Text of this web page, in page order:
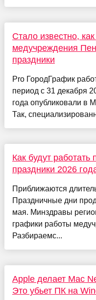
Стало известно,
медучреждения
праздники
Pro ГородГрафик
период с 31 декабря
года опубликовали в
Так,
Как будут
праздники 2026
Приближаются
Праздничные дни
мая. Минздравы
графики работы
Разбираемс...
Apple делает Mac
Это убьет ПК на